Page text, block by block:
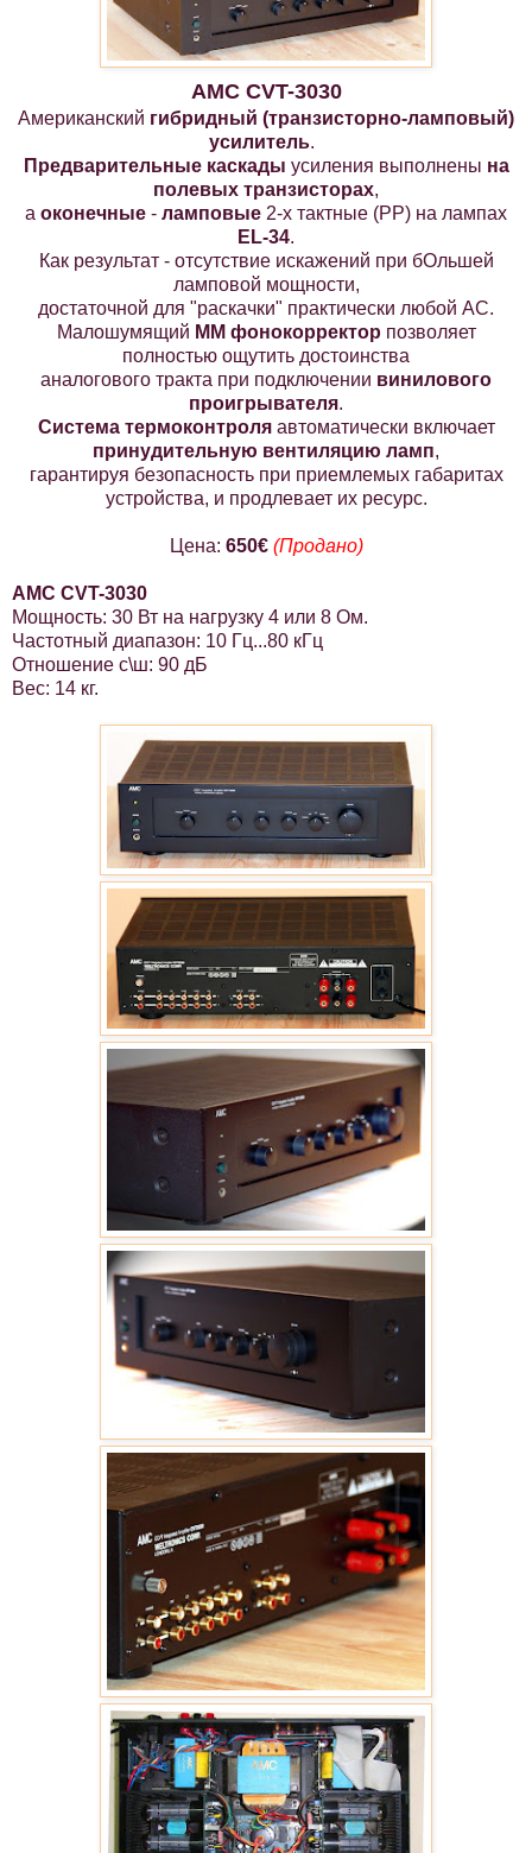
AMC CVT-3030
Американский гибридный (транзисторно-ламповый)
усилитель.
Предварительные каскады усиления выполнены на
полевых транзисторах,
а оконечные - ламповые 2-х тактные (PP) на лампах
EL-34.
Как результат - отсутствие искажений при бОльшей
ламповой мощности,
достаточной для "раскачки" практически любой АС.
Малошумящий ММ фонокорректор позволяет
полностью ощутить достоинства
аналогового тракта при подключении винилового
проигрывателя.
Система термоконтроляавтоматически включает
принудительную вентиляцию ламп,
гарантируя безопасность при приемлемых габаритах
устройства, и продлевает их ресурс.
Цена: 650€ (Продано)
AMC CVT-3030
Мощность: 30 Вт на нагрузку 4 или 8 Ом.
Частотный диапазон: 10 Гц...80 кГц
Отношение с\ш: 90 дБ
Вес: 14 кг.